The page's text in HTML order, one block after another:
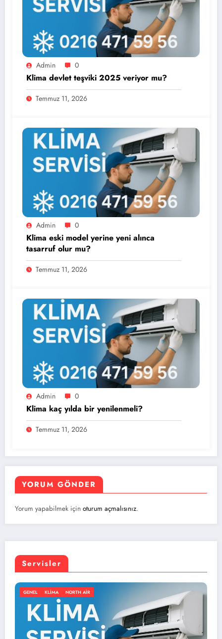
Admin 0
Klima devlet teşviki 2025 veriyor mu?
Temmuz 11, 2026
Admin 0
Klima eski model yerine yeni alınca
tasarruf olur mu?
Temmuz 11, 2026
Admin 0
Klima kaç yılda bir yenilenmeli?
Temmuz 11, 2026
YORUM GÖNDER
Yorum yapabilmek için oturum açmalısınız.
Servisler
NORTH AIR